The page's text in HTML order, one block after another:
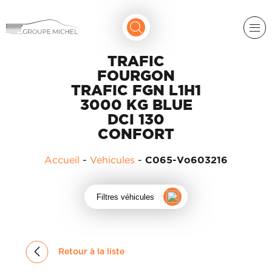
MICROCAR
SERVICES
ACADÉMIE
TRAFIC
FOURGON
TRAFIC FGN L1H1
3000 KG BLUE
DCI 130
CONFORT
Accueil - Vehicules - C065-Vo603216
Filtres véhicules
Retour à la liste